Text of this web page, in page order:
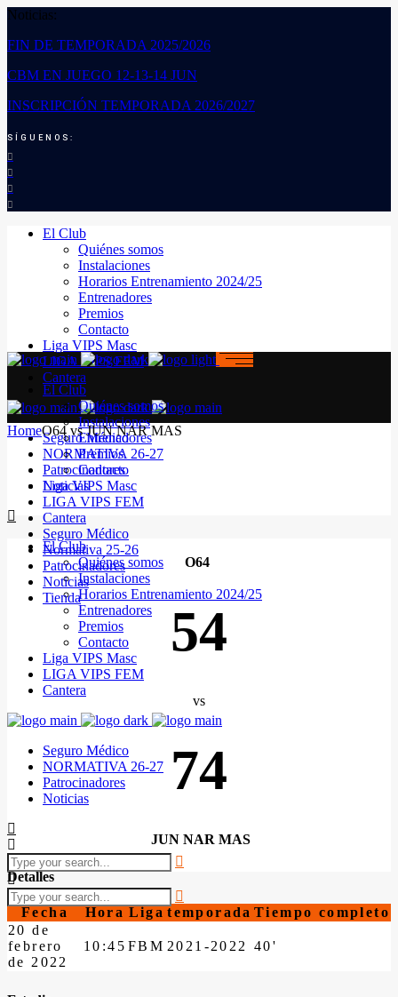
Noticias:
FIN DE TEMPORADA 2025/2026
CBM EN JUEGO 12-13-14 JUN
INSCRIPCIÓN TEMPORADA 2026/2027
SÍGUENOS:
El Club
Quiénes somos
Instalaciones
Horarios Entrenamiento 2024/25
Entrenadores
Premios
Contacto
Liga VIPS Masc
LIGA VIPS FEM
Cantera
Seguro Médico
NORMATIVA 26-27
Patrocinadores
Noticias
El Club
Quiénes somos
Instalaciones
Horarios Entrenamiento 2024/25
Entrenadores
Premios
Contacto
Liga VIPS Masc
LIGA VIPS FEM
Cantera
Seguro Médico
NORMATIVA 26-27
Patrocinadores
Noticias
El Club
Quiénes somos
Instalaciones
Entrenadores
Premios
Contacto
Liga VIPS Masc
LIGA VIPS FEM
Cantera
Seguro Médico
Normativa 25-26
Patrocinadores
Noticias
Tienda
HomeO64 vs JUN NAR MAS
O64
54
vs
74
JUN NAR MAS
Detalles
Fecha Hora Liga temporada Tiempo completo
20 de
febrero
de 2022
10:45 FBM 2021-2022 40'